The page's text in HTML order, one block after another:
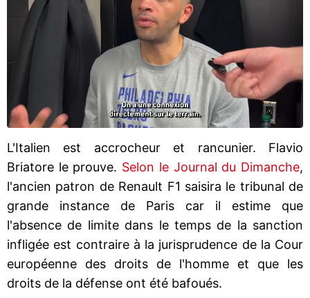
L'Italien est accrocheur et rancunier. Flavio
Briatore le prouve. Selon le Journal du Dimanche,
l'ancien patron de Renault F1 saisira le tribunal de
grande instance de Paris car il estime que
l'absence de limite dans le temps de la sanction
infligée est contraire à la jurisprudence de la Cour
européenne des droits de l'homme et que les
droits de la défense ont été bafoués.